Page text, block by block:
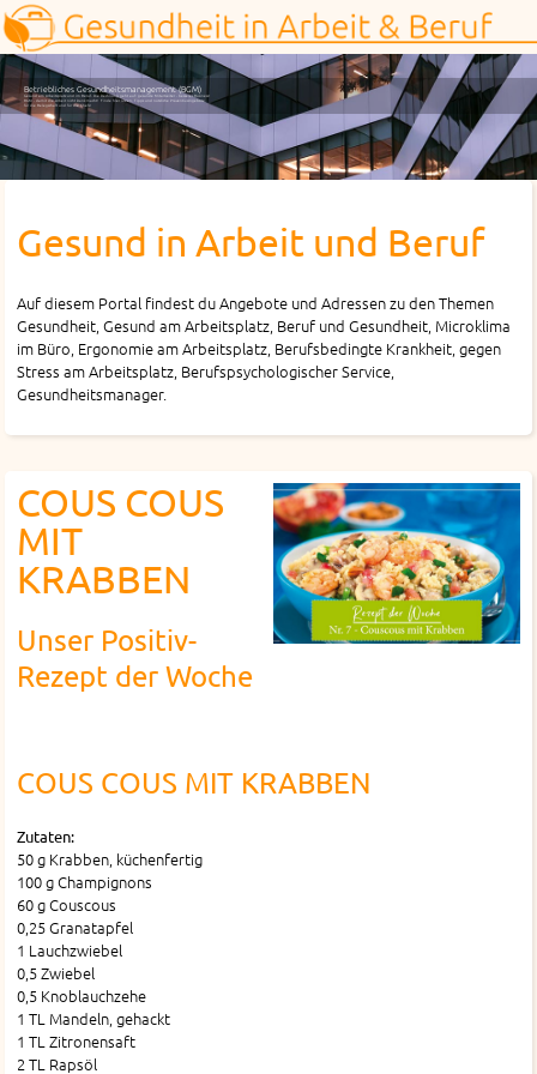
Betriebliches Gesundheitsmanagement (BGM)
Gesund am Arbeitsplatz und im Beruf. Die Rechnung geht auf: gesunde Mitarbeiter - besseres Business!
BGM - damit die Arbeit nicht krank macht! Finde hier Ideen, Tipps und nützliche Präventiv-Angebote
für die Belegschaft und für die Chefs!
Gesund in Arbeit und Beruf
Auf diesem Portal findest du Angebote und Adressen zu den Themen
Gesundheit, Gesund am Arbeitsplatz, Beruf und Gesundheit, Microklima
im Büro, Ergonomie am Arbeitsplatz, Berufsbedingte Krankheit, gegen
Stress am Arbeitsplatz, Berufspsychologischer Service,
Gesundheitsmanager.
COUS COUS
MIT
KRABBEN
Unser Positiv-
Rezept der Woche
COUS COUS MIT KRABBEN
Zutaten:
50 g Krabben, küchenfertig
100 g Champignons
60 g Couscous
0,25 Granatapfel
1 Lauchzwiebel
0,5 Zwiebel
0,5 Knoblauchzehe
1 TL Mandeln, gehackt
1 TL Zitronensaft
2 TL Rapsöl